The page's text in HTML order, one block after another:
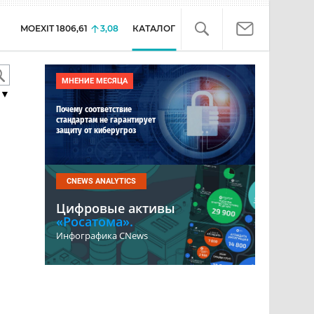
MOEXIT 1806,61 3,08 КАТАЛОГ
МНЕНИЕ МЕСЯЦА
Почему соответствие
стандартам не гарантирует
защиту от киберугроз
CNEWS ANALYTICS
Цифровые активы
«Росатома».
Инфографика CNews